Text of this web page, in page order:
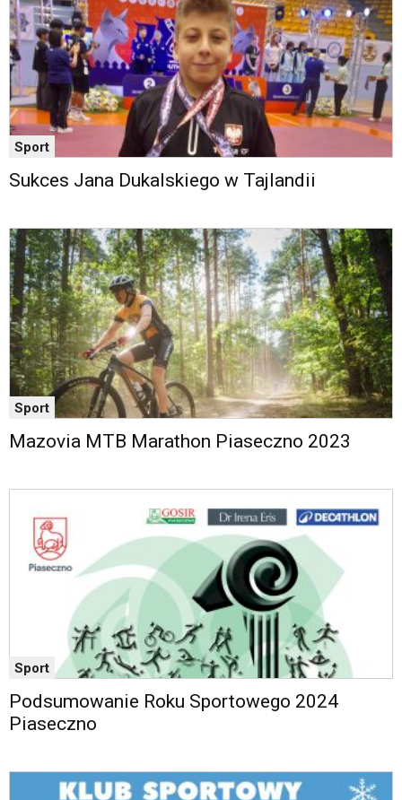
Sport
Sukces Jana Dukalskiego w Tajlandii
Sport
Mazovia MTB Marathon Piaseczno 2023
Sport
Podsumowanie Roku Sportowego 2024
Piaseczno